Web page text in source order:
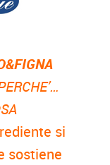
si
sostiene